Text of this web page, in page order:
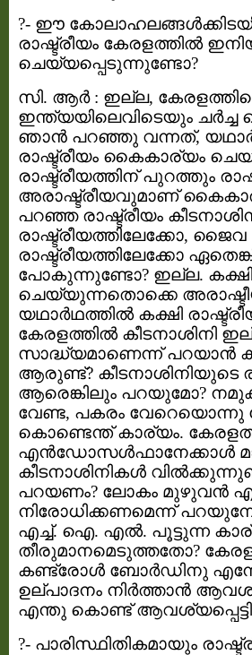
?- ഈ
രാഷ്ട്രീയം കേരളത്തില്‍
ചെയ്യപ്പെടുന്നുണ്ടോ?
സി. ആര്‍ : ഇല്ല,
ഇന്ത്യയിലെവിടെയും
ഞാന്‍ പറഞ്ഞു വന്നത്,
രാഷ്ട്രീയം കൈകാര്യം
രാഷ്ട്രീയത്തിന് പുറത്തും
അരാഷ്ട്രീയവുമാണ്
പറഞ്ഞ രാഷ്ട്രീയം
രാഷ്ട്രീയത്തിലേക്കോ,
രാഷ്ട്രീയത്തിലേക്കോ
പോകുന്നുണ്ടോ? ഇല്ല. കക്ഷി
ചെയ്യുന്നതൊക്കെ
യഥാര്‍ഥത്തില്‍ കക്ഷി
കേരളത്തില്‍ കീടനാശിനി
സാദ്ധ്യമാണെന്ന് പറയാന്‍
ആരുണ്ട്‌? കീടനാശിനിയുടെ
ആരെങ്കിലും പറയുമോ?
വേണ്ട, പകരം
കൊണ്ടെന്ത്‌ കാര്യം.
എന്‍ഡോസള്‍ഫാനേക്കാള്‍
കീടനാശിനികള്‍
പറയണം? ലോകം
നിരോധിക്കണമെന്ന്
എച്ച്. ഐ. എല്‍. പൂട്ടുന്ന
തീരുമാനമെടുത്തതോ?
കണ്ട്രോള്‍ ബോര്‍ഡിനു
ഉല്പാദനം നിര്‍ത്താന്‍
എന്തു കൊണ്ട്
?- പാരിസ്ഥിതികമായും